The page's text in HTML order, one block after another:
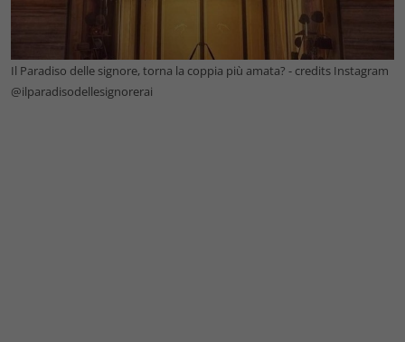
Il Paradiso delle signore, torna la coppia più amata? - credits Instagram
@ilparadisodellesignorerai